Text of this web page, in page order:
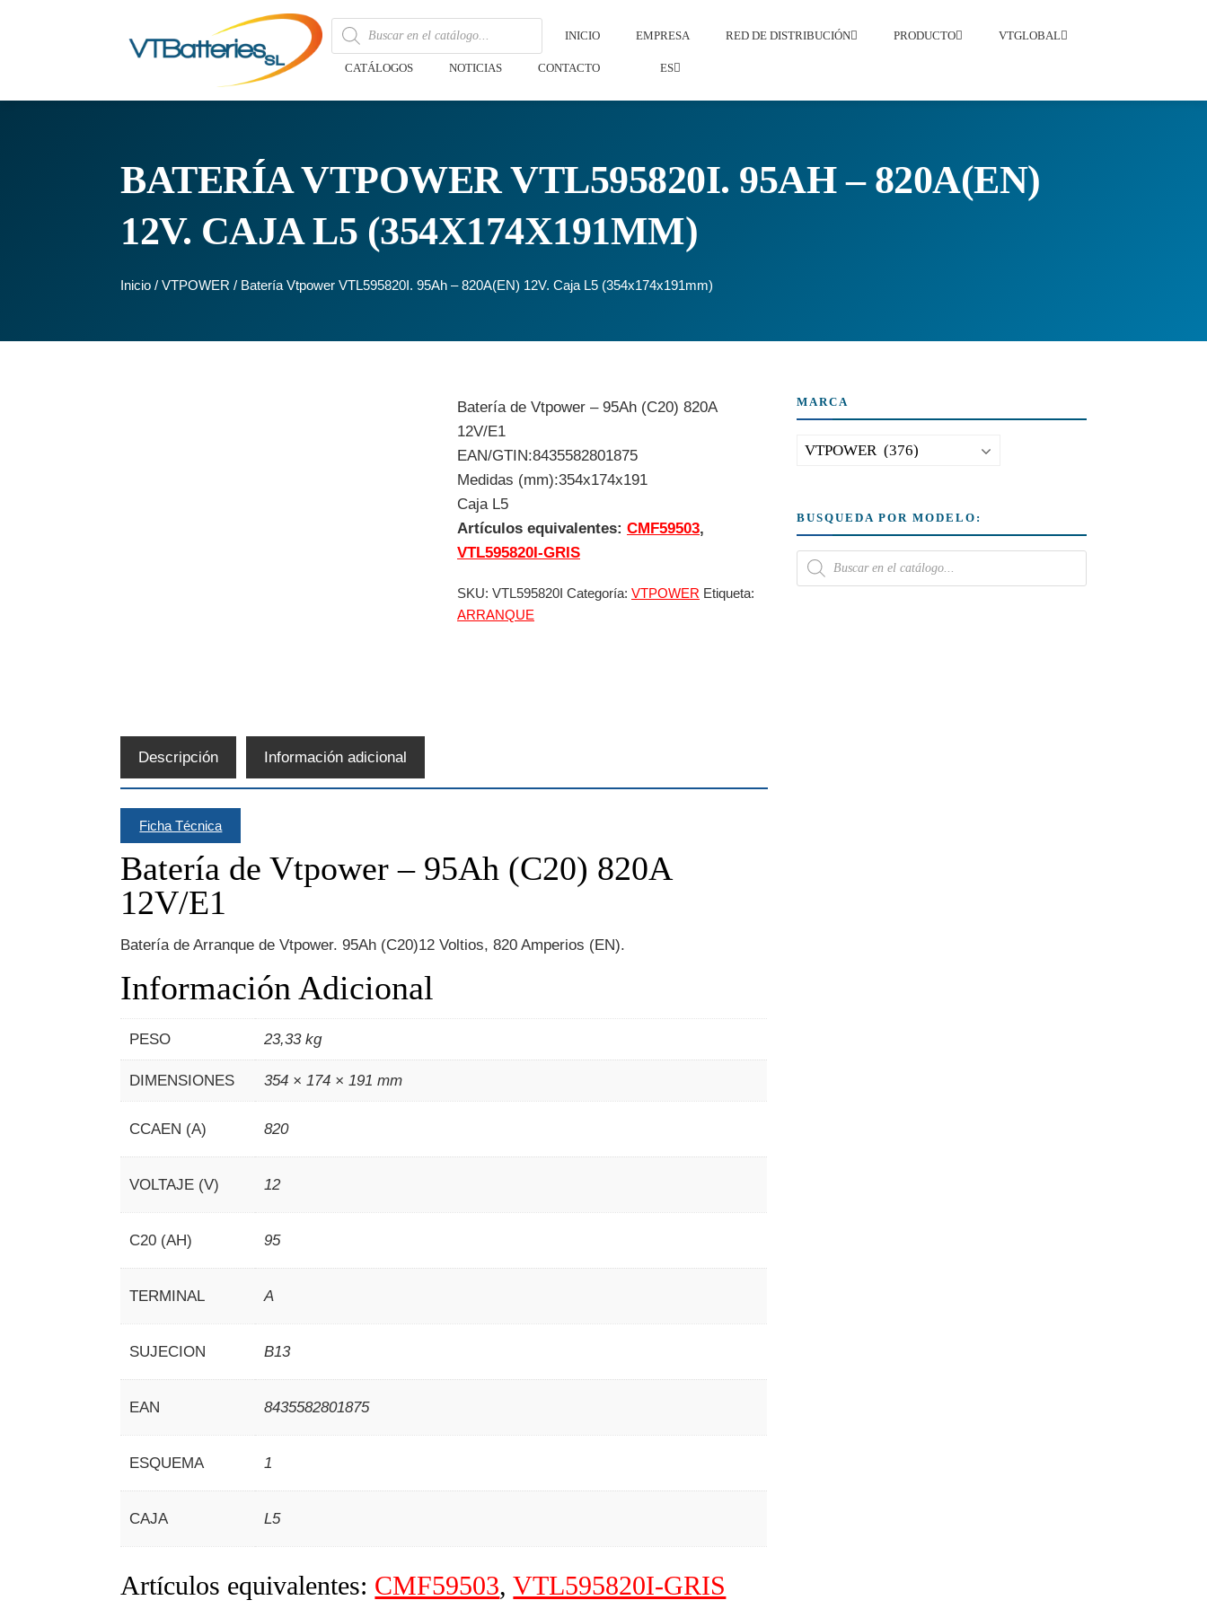
INICIO EMPRESA RED DE DISTRIBUCIÓN PRODUCTO VTGLOBAL
CATÁLOGOS NOTICIAS CONTACTO ES
BATERÍA VTPOWER VTL595820I. 95AH – 820A(EN)
12V. CAJA L5 (354X174X191MM)
Inicio /VTPOWER / Batería Vtpower VTL595820I. 95Ah – 820A(EN) 12V. Caja L5 (354x174x191mm)
Batería de Vtpower – 95Ah (C20) 820A
12V/E1
EAN/GTIN:8435582801875
Medidas (mm):354x174x191
Caja L5
Artículos equivalentes:CMF59503,
VTL595820I-GRIS
SKU:VTL595820I Categoría:VTPOWER Etiqueta:
ARRANQUE
Descripción Información adicional
Ficha Técnica
Batería de Vtpower – 95Ah (C20) 820A
12V/E1
Batería de Arranque de Vtpower. 95Ah (C20)12 Voltios, 820 Amperios (EN).
Información Adicional
PESO 23,33 kg
DIMENSIONES 354 × 174 × 191 mm
CCAEN (A) 820
VOLTAJE (V) 12
C20 (AH) 95
TERMINAL A
SUJECION B13
EAN 8435582801875
ESQUEMA 1
CAJA L5
Artículos equivalentes: CMF59503,VTL595820I-GRIS
MARCA
BUSQUEDA POR MODELO: